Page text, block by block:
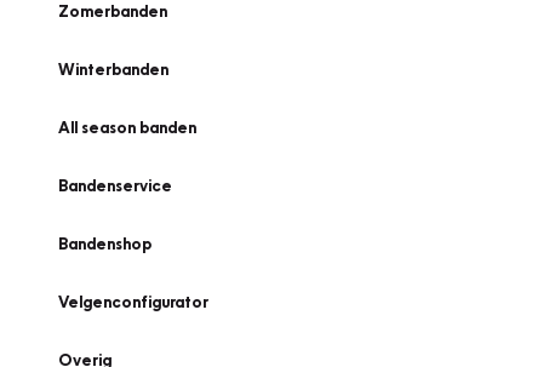
Zomerbanden
Winterbanden
All season banden
Bandenservice
Bandenshop
Velgenconfigurator
Overig